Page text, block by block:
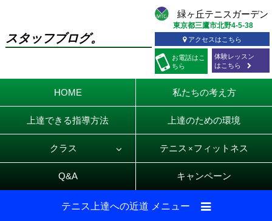
スタッフブログ。
お電話はこ
ちら
東京都三鷹市北野4-5-38
アクセスはこちら
体験レッスン
はこちら
HOME 私たちの考え方
上達できる指導方法 上達のための環境
クラス テニス × フィットネス
Q&A キャンペーン
テニス上達への近道 メニュー